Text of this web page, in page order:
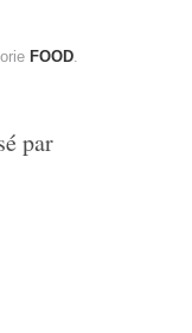
FOOD
par